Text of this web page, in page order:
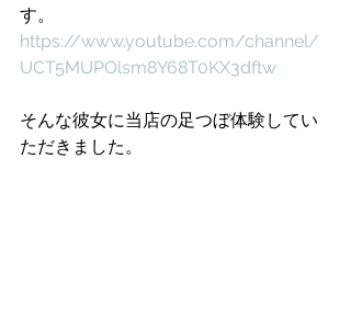
す。
https://www.youtube.com/channel/
UCT5MUPOlsm8Y68T0KX3dftw
そんな彼女に当店の足つぼ体験してい
ただきました。